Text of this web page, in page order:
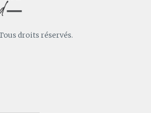
droits réservés.